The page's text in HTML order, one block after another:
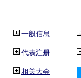
一般信息
代表注册
相关大会